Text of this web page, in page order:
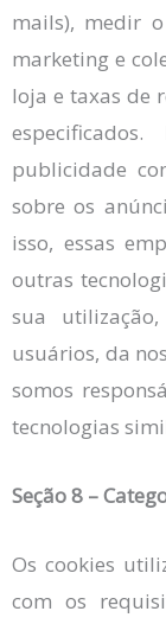
mails), medir
marketing e
loja e taxas de
publicidade
sobre os
isso, essas
outras
sua
usuários, da
somos
tecnologias
Seção 8 –
Os cookies
com os